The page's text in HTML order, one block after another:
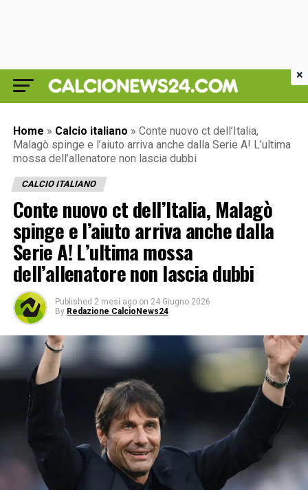
Home » Calcio italiano » Conte nuovo ct dell’Italia,
Malagò spinge e l’aiuto arriva anche dalla Serie A! L’ultima
mossa dell’allenatore non lascia dubbi
CALCIO ITALIANO
Conte nuovo ct dell’Italia, Malagò
spinge e l’aiuto arriva anche dalla
Serie A! L’ultima mossa
dell’allenatore non lascia dubbi
Published 2 mesi ago on 24 Giugno 2026
By Redazione CalcioNews24
×